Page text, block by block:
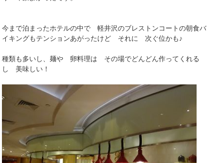
今まで泊まったホテルの中で 軽井沢のブレストンコートの朝食バ
イキングもテンションあがったけど それに 次ぐ位かも♪
種類も多いし、麺や 卵料理は その場でどんどん作ってくれる
し 美味しい！